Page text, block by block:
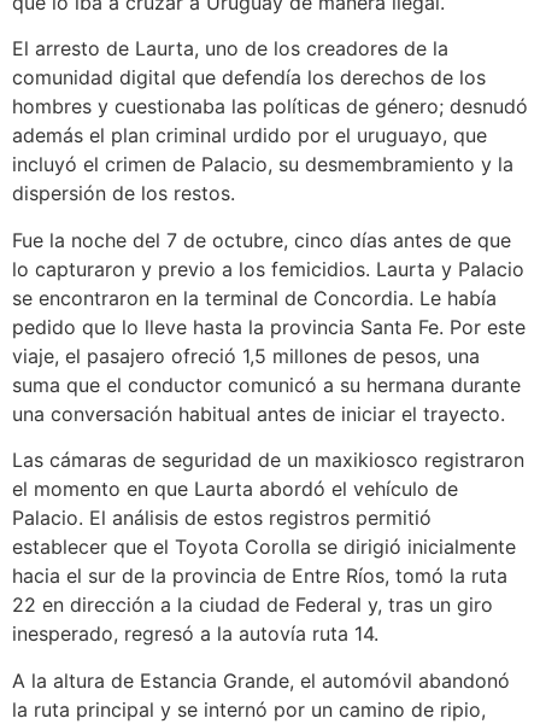
El arresto de Laurta, uno de los creadores de la
comunidad digital que defendía los derechos de los
hombres y cuestionaba las políticas de género; desnudó
además el plan criminal urdido por el uruguayo, que
incluyó el crimen de Palacio, su desmembramiento y la
dispersión de los restos.
Fue la noche del 7 de octubre, cinco días antes de que
lo capturaron y previo a los femicidios. Laurta y Palacio
se encontraron en la terminal de Concordia. Le había
pedido que lo lleve hasta la provincia Santa Fe. Por este
viaje, el pasajero ofreció 1,5 millones de pesos, una
suma que el conductor comunicó a su hermana durante
una conversación habitual antes de iniciar el trayecto.
Las cámaras de seguridad de un maxikiosco registraron
el momento en que Laurta abordó el vehículo de
Palacio. El análisis de estos registros permitió
establecer que el Toyota Corolla se dirigió inicialmente
hacia el sur de la provincia de Entre Ríos, tomó la ruta
22 en dirección a la ciudad de Federal y, tras un giro
inesperado, regresó a la autovía ruta 14.
A la altura de Estancia Grande, el automóvil abandonó
la ruta principal y se internó por un camino de ripio,